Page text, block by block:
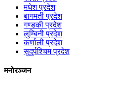
मधेश प्रदेश
बागमती प्रदेश
गण्डकी प्रदेश
लुम्बिनी प्रदेश
कर्णाली प्रदेश
सुदुर्पश्चिम प्रदेश
मनोरञ्जन